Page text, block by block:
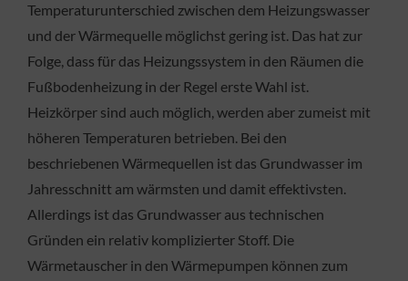
Temperaturunterschied zwischen dem Heizungswasser
und der Wärmequelle möglichst gering ist. Das hat zur
Folge, dass für das Heizungssystem in den Räumen die
Fußbodenheizung in der Regel erste Wahl ist.
Heizkörper sind auch möglich, werden aber zumeist mit
höheren Temperaturen betrieben. Bei den
beschriebenen Wärmequellen ist das Grundwasser im
Jahresschnitt am wärmsten und damit effektivsten.
Allerdings ist das Grundwasser aus technischen
Gründen ein relativ komplizierter Stoff. Die
Wärmetauscher in den Wärmepumpen können zum